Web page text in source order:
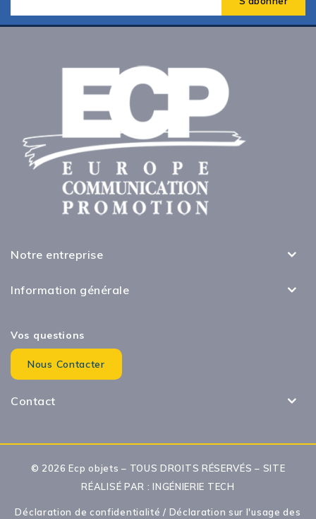
Notre entreprise
Information générale
Vos questions
Nous Contacter
Contact
© 2026 Ecp objets – TOUS DROITS RÉSERVÉS – SITE
RÉALISÉ PAR :INGÉNIERIE TECH
Déclaration de confidentialité / Déclaration sur l'usage des